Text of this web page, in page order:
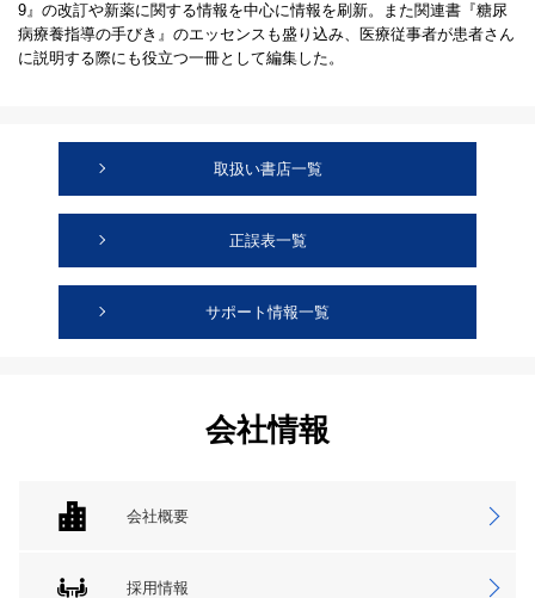
9』の改訂や新薬に関する情報を中心に情報を刷新。また関連書『糖尿
病療養指導の手びき』のエッセンスも盛り込み、医療従事者が患者さん
に説明する際にも役立つ一冊として編集した。
取扱い書店一覧
正誤表一覧
サポート情報一覧
会社情報
会社概要
採用情報